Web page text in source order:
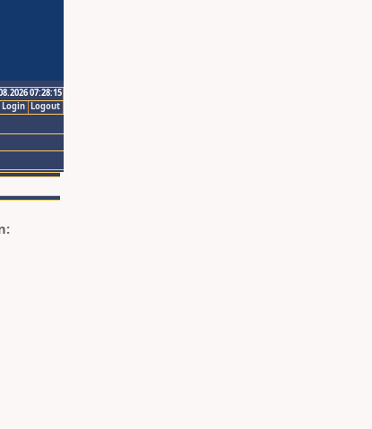
07:28:15
Logout
Login